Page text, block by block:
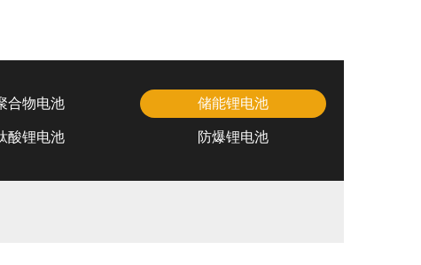
合物电池 储能锂电池
酸锂电池 防爆锂电池